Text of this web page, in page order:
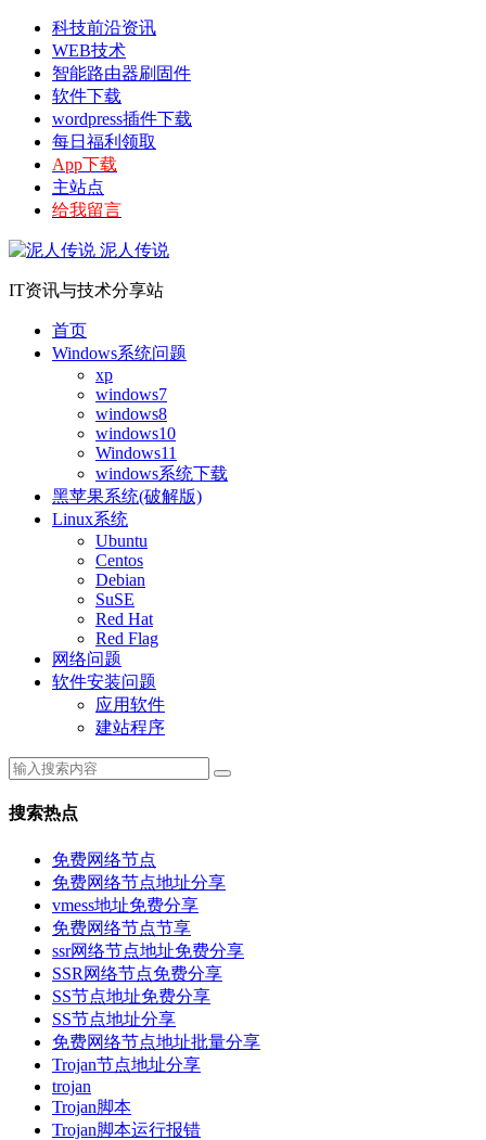
科技前沿资讯
WEB技术
智能路由器刷固件
软件下载
wordpress插件下载
每日福利领取
App下载
主站点
给我留言
泥人传说
IT资讯与技术分享站
首页
Windows系统问题
xp
windows7
windows8
windows10
Windows11
windows系统下载
黑苹果系统(破解版)
Linux系统
Ubuntu
Centos
Debian
SuSE
Red Hat
Red Flag
网络问题
软件安装问题
应用软件
建站程序
搜索热点
免费网络节点
免费网络节点地址分享
vmess地址免费分享
免费网络节点节享
ssr网络节点地址免费分享
SSR网络节点免费分享
SS节点地址免费分享
SS节点地址分享
免费网络节点地址批量分享
Trojan节点地址分享
trojan
Trojan脚本
Trojan脚本运行报错